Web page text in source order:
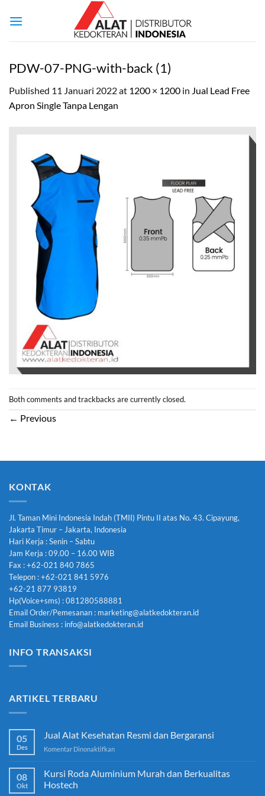
PDW-07-PNG-with-back (1)
Published 11 Januari 2022at 1200 × 1200 in Jual Lead Free
Apron Single Tanpa Lengan
Both comments and trackbacks are currently closed.
← Previous
KONTAK
Jl. Taman Mini Indonesia Indah (TMII) Pintu II atas No. 43. Cipayung,
Jakarta Timur – Jakarta, Indonesia
Hari Kerja : Senin – Sabtu
Jam Kerja : 09.00 – 16.00 WIB
Fax : +62-021 840 7865
Telepon : +62-021 841 5976
+62-21 877 93819
Hp(Voice+sms) : 081280588881
Email Order/Pemesanan : marketing@alatkedokteran.id
Email Business : info@alatkedokteran.id
INFO TRANSAKSI
ARTIKEL TERBARU
05
Des
Jual Alat Kesehatan Resmi dan Bergaransi
Komentar Dinonaktifkanpada
Kesehatan
08
Okt
Kursi Roda Aluminium Murah dan Berkualitas
Hostech